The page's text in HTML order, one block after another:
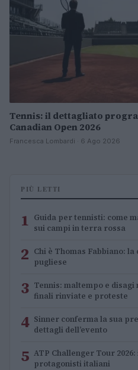
Tennis: il dettagliato
Canadian Open 2026
Francesca Lombardi · 6 Ago 2026
PIÙ LETTI
1 Guida per tennisti: come
sui campi in terra rossa
2 Chi è Thomas Fabbiano:
pugliese
3 Tennis: maltempo e
finali rinviate e proteste
4 Sinner conferma la sua
dettagli dell’evento
5 ATP Challenger Tour
protagonisti italiani